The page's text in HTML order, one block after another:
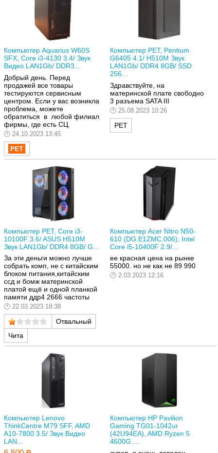
Компьютер Aquarius W60S
SFX, Core i3-4130 3.4/ Звук
Видео LAN1Gb/ DDR3...
Добрый день. Перед
продажей все товары
тестируются сервисным
центром. Если у вас возникла
проблема, можете
обратиться в любой филиал
фирмы, где есть СЦ.
24.10.2023 13:45
Компьютер РЕТ, Pentium
G6405 4.1/ H510M Звук
LAN1Gb/ DDR4 8GB/ SSD
256...
Здравствуйте, на
материнской плате свободно
3 разъема SATA III
25.08.2023 10:26
РЕТ
Компьютер РЕТ, Core i3-
10100F 3.6/ ASUS H510M
Звук LAN1Gb/ DDR4 8GB/ G...
За эти деньги можно лучше
собрать комп, не с китайским
блоком питания,китайским
ссд и бомж материнской
платой ещё и одной планкой
памяти ддр4 2666 частоты
22.03.2023 18:38
Отвальный
Чита
Компьютер Acer Nitro N50-
610 (DG.E1ZMC.006), Intel
Core i5-10400F 2.9/...
ее красная цена на рынке
55000. но не как не 89 990
2.03.2023 12:16
Компьютер Lenovo
ThinkCentre M79 SFF, AMD
A10-7800 3.5/ Звук Видео
LAN...
Компьютер HP Pavilion
Gaming TG01-1042ur
(42U94EA), AMD Ryzen 5
4600G ...